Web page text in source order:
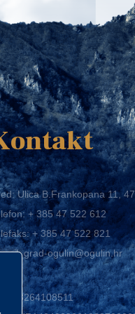
Ulica B.Frankopana 11,
+ 385 47 522 612
+ 385 47 522 821
grad-ogulin@ogulin.hr
58264108511